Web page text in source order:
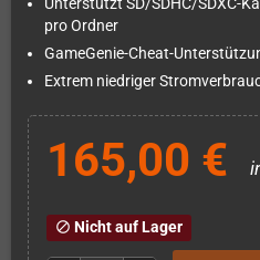
Unterstützt SD/SDHC/SDXC-
pro Ordner
GameGenie-Cheat-
Extrem niedriger
165,00 €
block Nicht auf Lager